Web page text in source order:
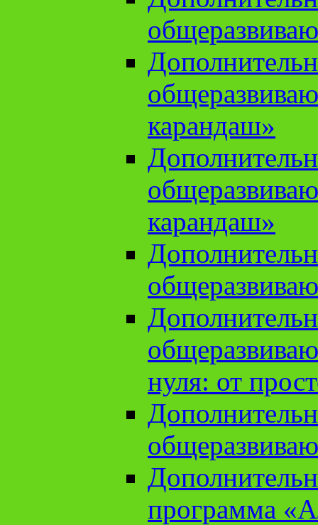
карандаш»
карандаш»
нуля: от
программа